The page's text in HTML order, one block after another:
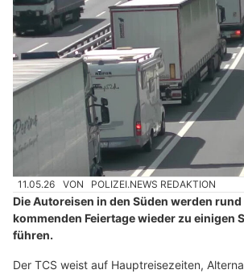
11.05.26 VON POLIZEI.NEWS REDAKTION
Die Autoreisen in den Süden werden rund
kommenden Feiertage wieder zu einigen
führen.
Der TCS weist auf Hauptreisezeiten,